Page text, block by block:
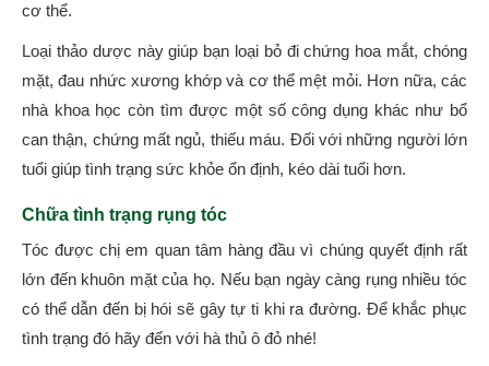
cơ thể.
Loại thảo dược này giúp bạn loại bỏ đi chứng hoa mắt, chóng
mặt, đau nhức xương khớp và cơ thể mệt mỏi. Hơn nữa, các
nhà khoa học còn tìm được một số công dụng khác như bổ
can thận, chứng mất ngủ, thiếu máu. Đối với những người lớn
tuổi giúp tình trạng sức khỏe ổn định, kéo dài tuổi hơn.
Chữa tình trạng rụng tóc
Tóc được chị em quan tâm hàng đầu vì chúng quyết định rất
lớn đến khuôn mặt của họ. Nếu bạn ngày càng rụng nhiều tóc
có thể dẫn đến bị hói sẽ gây tự ti khi ra đường. Để khắc phục
tình trạng đó hãy đến với hà thủ ô đỏ nhé!